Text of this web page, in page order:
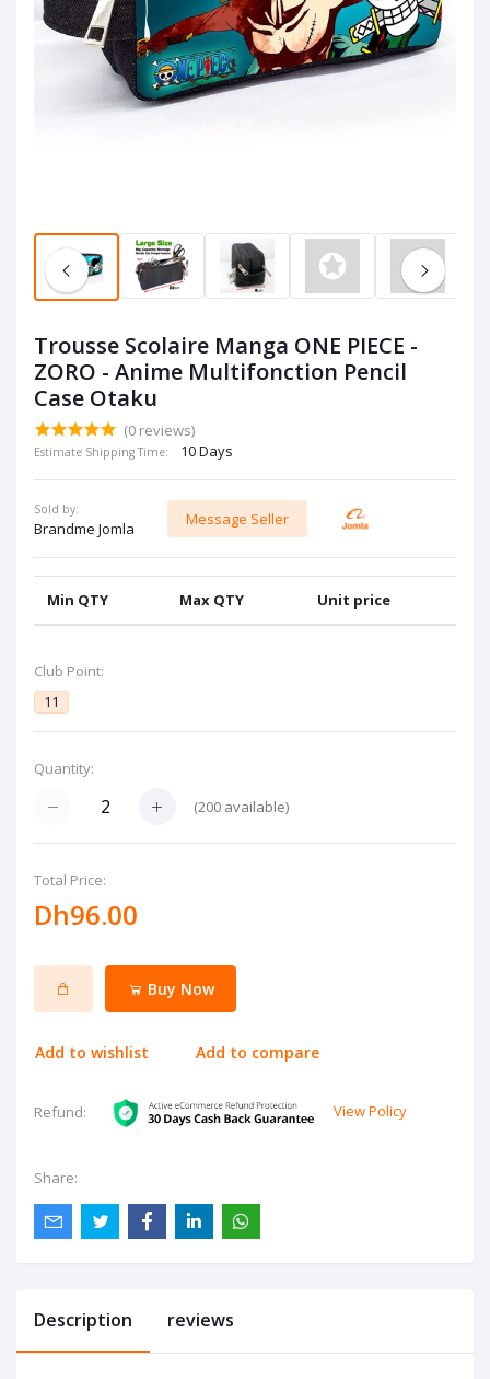
Trousse Scolaire Manga ONE PIECE -
ZORO - Anime Multifonction Pencil
Case Otaku
(0 reviews)
Estimate Shipping Time: 10 Days
Sold by:
Brandme Jomla
Message Seller
Min QTY Max QTY Unit price
Club Point:
11
Quantity:
(200 available)
Total Price:
Dh96.00
Buy Now
Add to wishlist Add to compare
Refund: View Policy
Share:
Description reviews